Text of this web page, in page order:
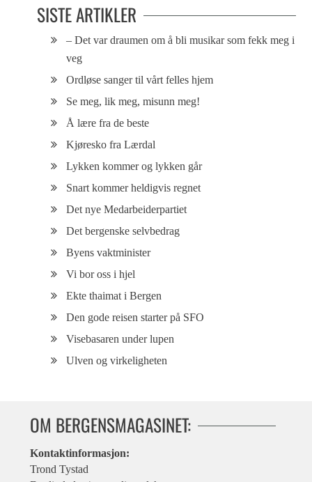
SISTE ARTIKLER
– Det var draumen om å bli musikar som fekk meg i
veg
Ordløse sanger til vårt felles hjem
Se meg, lik meg, misunn meg!
Å lære fra de beste
Kjøresko fra Lærdal
Lykken kommer og lykken går
Snart kommer heldigvis regnet
Det nye Medarbeiderpartiet
Det bergenske selvbedrag
Byens vaktminister
Vi bor oss i hjel
Ekte thaimat i Bergen
Den gode reisen starter på SFO
Visebasaren under lupen
Ulven og virkeligheten
OM BERGENSMAGASINET:
Kontaktinformasjon:
Trond Tystad